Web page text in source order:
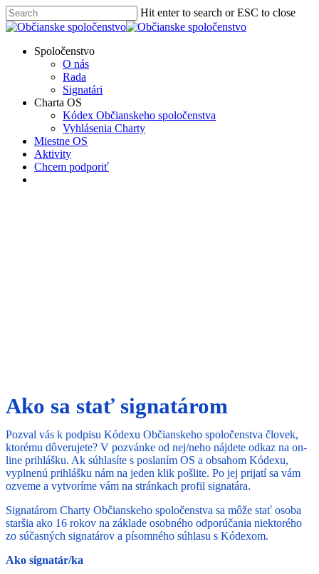
Skip
to
content
Hit enter to search or ESC to close
Close
Menu
Spoločenstvo
O nás
Rada
Signatári
Charta OS
Kódex Občianskeho spoločenstva
Vyhlásenia Charty
Miestne OS
Aktivity
Chcem podporiť
Ako sa stať signatárom
Pozval vás k podpisu Kódexu Občianskeho spoločenstva človek,
ktorému dôverujete? V pozvánke od nej/neho nájdete odkaz na on-
line prihlášku. Ak súhlasíte s poslaním OS a obsahom Kódexu,
vyplnenú prihlášku nám na jeden klik pošlite. Po jej prijatí sa vám
ozveme a vytvoríme vám na stránkach profil signatára.
Signatárom Charty Občianskeho spoločenstva sa môže stať osoba
staršia ako 16 rokov na základe osobného odporúčania niektorého
zo súčasných signatárov a písomného súhlasu s Kódexom.
Ako signatár/ka